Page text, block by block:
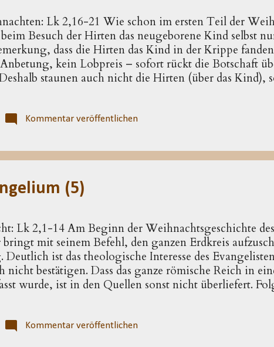
Lk 2,16-21 Wie schon im ersten Teil der
Besuch der Hirten das neugeborene Kind selbst
dass die Hirten das Kind in der Krippe
kein Lobpreis – sofort rückt die Bot­schaft
staunen auch nicht die Hirten (über das Kind),
Von einem Stall ist in der
griechische Wort, das zumeist mit »Herberge«
Bedeutung, als es diese Übe...
Kommentar veröffentlichen
(5)
Lk 2,1-14 Am Beginn der Weihnachtsgeschichte
mit seinem Befehl, den ganzen Erdkreis
Deutlich ist das theologische Interesse des
nicht bestätigen. Dass das ganze römische Reich in
wurde, ist in den Quellen sonst nicht überliefert.
einer früheren Statthalterschaft in Syrien bleibt
Kommentar veröffentlichen